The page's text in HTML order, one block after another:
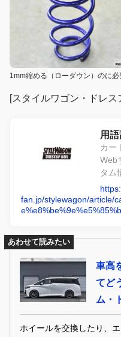
1mm縮める（ローダウン）のに
[スタイルワゴン・ドレス
用
カー
Web
タム
fan.jp/stylewagon/article/
あわせて読みたい
車高
てど
ム・
ホイールを交換したり、